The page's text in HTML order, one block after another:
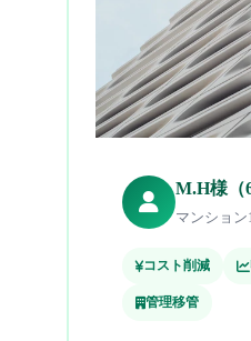
M.H様（
マンショ
コスト削減
管理移管